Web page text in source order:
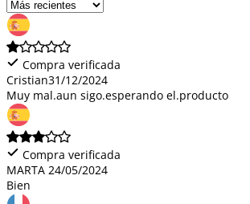
Compra verificada
Cristian31/12/2024
Muy mal.aun sigo.esperando el.producto
Compra verificada
MARTA 24/05/2024
Bien